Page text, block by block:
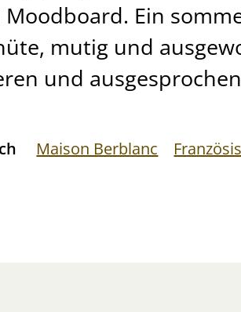
Moodboard. Ein
mutig und
und
Maison Berblanc